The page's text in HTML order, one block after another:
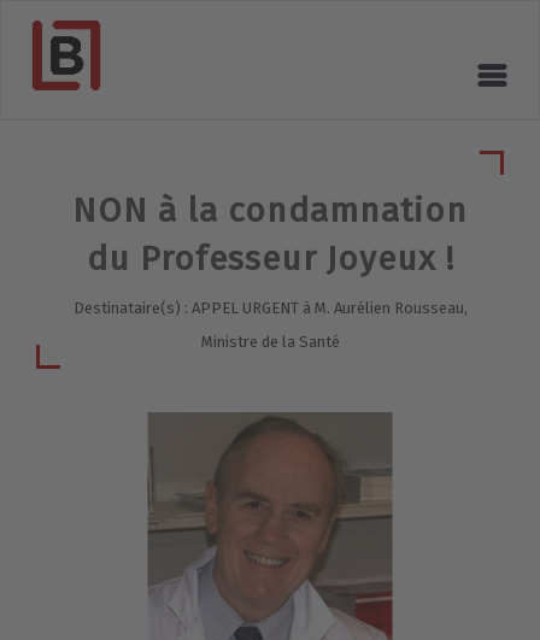
NON à la condamnation
du Professeur Joyeux !
Destinataire(s) : APPEL URGENT à M. Aurélien Rousseau,
Ministre de la Santé